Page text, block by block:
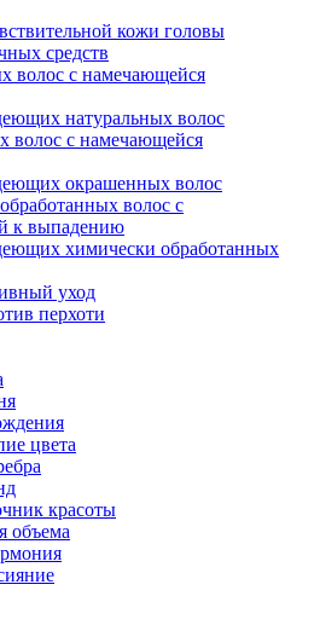
кожи головы
средств
волос с намечающейся
натуральных волос
волос с намечающейся
окрашенных волос
волос с
к выпадению
химически обработанных
уход
перхоти
цвета
красоты
объема